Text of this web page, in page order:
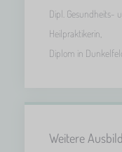
Dipl. Gesundheits-
Heilpraktikerin,
Diplom in
Weitere